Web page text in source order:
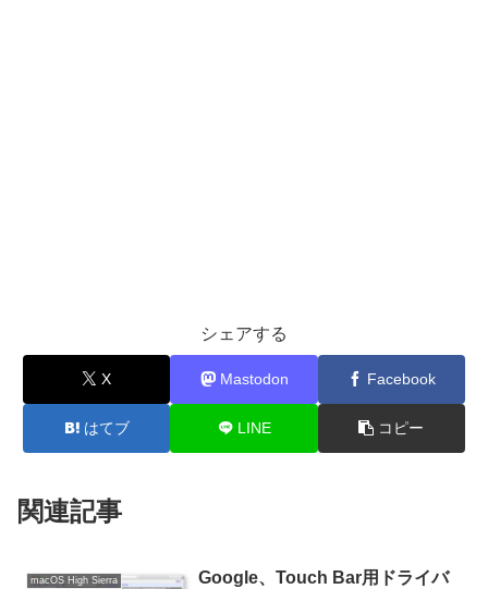
シェアする
X Mastodon Facebook
はてブ LINE コピー
関連記事
macOS High Sierra
Google、Touch Bar用ドライバ